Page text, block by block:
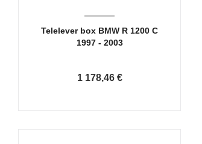
Telelever box BMW R 1200 C
1997 - 2003
1 178,46 €